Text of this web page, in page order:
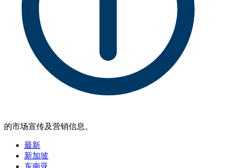
的市场宣传及营销信息。
最新
新加坡